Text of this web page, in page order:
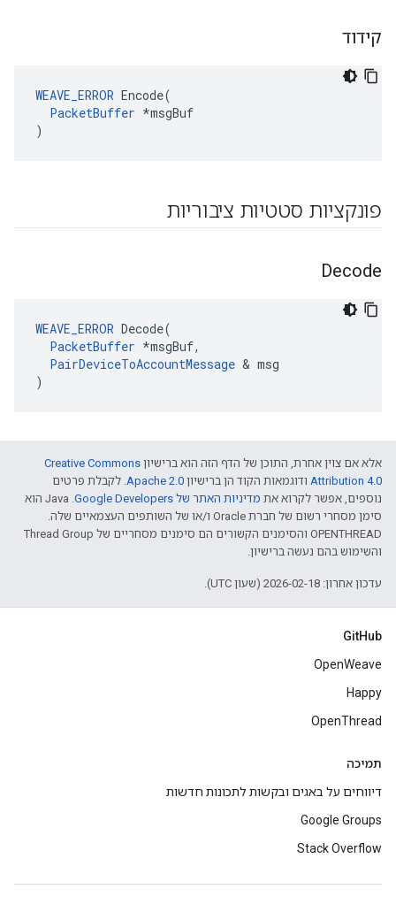
קידוד
WEAVE_ERROR Encode(
PacketBuffer *msgBuf
)
פונקציות סטטיות ציבוריות
Decode
WEAVE_ERROR Decode(
PacketBuffer *msgBuf,
PairDeviceToAccountMessage & msg
)
אלא אם צוין אחרת, התוכן של הדף הזה הוא ברישיון Creative Commons
Attribution 4.0‏ ודוגמאות הקוד הן ברישיון Apache 2.0‏. לקבלת פרטים
נוספים, אפשר לקרוא את מדיניות האתר של Google Developers‏
.‏ Java הוא
סימן מסחרי רשום של חברת Oracle ו/או של השותפים העצמאיים שלה.
‫OPENTHREAD והסימנים הקשורים הם סימנים מסחריים של Thread Group
והשימוש בהם נעשה ברישיון.
עדכון אחרון: 2026-02-18 (שעון UTC).
GitHub
OpenWeave
Happy
OpenThread
תמיכה
דיווחים על באגים ובקשות לתכונות חדשות
Google Groups
Stack Overflow